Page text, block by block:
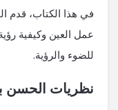
في هذا الكتاب، قدم
عمل العين وكيفية
للضوء والرؤية.
نظريات الحسن